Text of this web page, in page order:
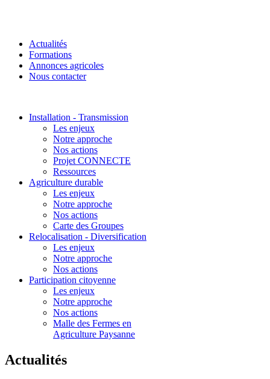
Actualités
Formations
Annonces agricoles
Nous contacter
Installation - Transmission
Les enjeux
Notre approche
Nos actions
Projet CONNECTE
Ressources
Agriculture durable
Les enjeux
Notre approche
Nos actions
Carte des Groupes
Relocalisation - Diversification
Les enjeux
Notre approche
Nos actions
Participation citoyenne
Les enjeux
Notre approche
Nos actions
Malle des Fermes en
Agriculture Paysanne
Actualités